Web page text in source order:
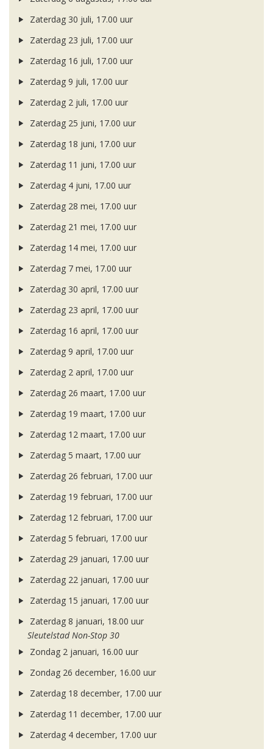
Zaterdag 30 juli, 17.00 uur
Zaterdag 23 juli, 17.00 uur
Zaterdag 16 juli, 17.00 uur
Zaterdag 9 juli, 17.00 uur
Zaterdag 2 juli, 17.00 uur
Zaterdag 25 juni, 17.00 uur
Zaterdag 18 juni, 17.00 uur
Zaterdag 11 juni, 17.00 uur
Zaterdag 4 juni, 17.00 uur
Zaterdag 28 mei, 17.00 uur
Zaterdag 21 mei, 17.00 uur
Zaterdag 14 mei, 17.00 uur
Zaterdag 7 mei, 17.00 uur
Zaterdag 30 april, 17.00 uur
Zaterdag 23 april, 17.00 uur
Zaterdag 16 april, 17.00 uur
Zaterdag 9 april, 17.00 uur
Zaterdag 2 april, 17.00 uur
Zaterdag 26 maart, 17.00 uur
Zaterdag 19 maart, 17.00 uur
Zaterdag 12 maart, 17.00 uur
Zaterdag 5 maart, 17.00 uur
Zaterdag 26 februari, 17.00 uur
Zaterdag 19 februari, 17.00 uur
Zaterdag 12 februari, 17.00 uur
Zaterdag 5 februari, 17.00 uur
Zaterdag 29 januari, 17.00 uur
Zaterdag 22 januari, 17.00 uur
Zaterdag 15 januari, 17.00 uur
Zaterdag 8 januari, 18.00 uur
Sleutelstad Non-Stop 30
Zondag 2 januari, 16.00 uur
Zondag 26 december, 16.00 uur
Zaterdag 18 december, 17.00 uur
Zaterdag 11 december, 17.00 uur
Zaterdag 4 december, 17.00 uur